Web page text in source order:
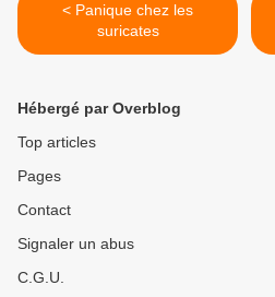
< Panique chez les
suricates
Hébergé par Overblog
Top articles
Pages
Contact
Signaler un abus
C.G.U.